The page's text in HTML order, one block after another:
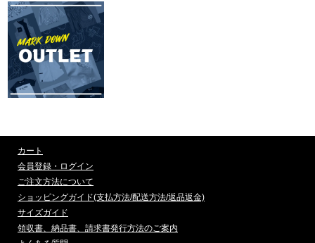
カート
会員登録・ログイン
ご注文方法について
ショッピングガイド(支払方法/配送方法/返品返金)
サイズガイド
領収書、納品書、請求書発行方法のご案内